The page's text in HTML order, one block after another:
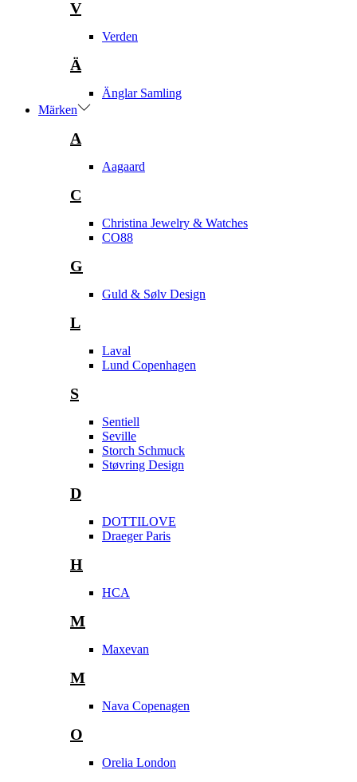
V
Verden
Ä
Änglar Samling
Märken
A
Aagaard
C
Christina Jewelry & Watches
CO88
G
Guld & Sølv Design
L
Laval
Lund Copenhagen
S
Sentiell
Seville
Storch Schmuck
Støvring Design
D
DOTTILOVE
Draeger Paris
H
HCA
M
Maxevan
M
Nava Copenagen
O
Orelia London